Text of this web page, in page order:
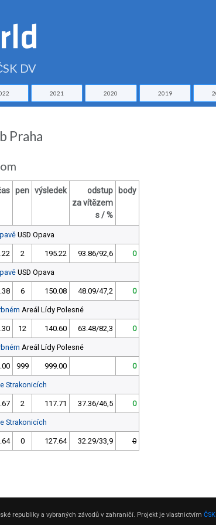
DV
2021 2020 2019
Praha
pen výsledek
odstup
za vítězem
s / %
body
USD Opava
2 195.22 93.86/92,6 0
USD Opava
6 150.08 48.09/47,2 0
Areál Lídy Polesné
12 140.60 63.48/82,3 0
Areál Lídy Polesné
999 999.00 0
Strakonicích
2 117.71 37.36/46,5 0
Strakonicích
0 127.64 32.29/33,9 0
republiky a vybraných závodů v zahraničí. Projekt je vlastnictvím